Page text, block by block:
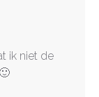
ik niet de